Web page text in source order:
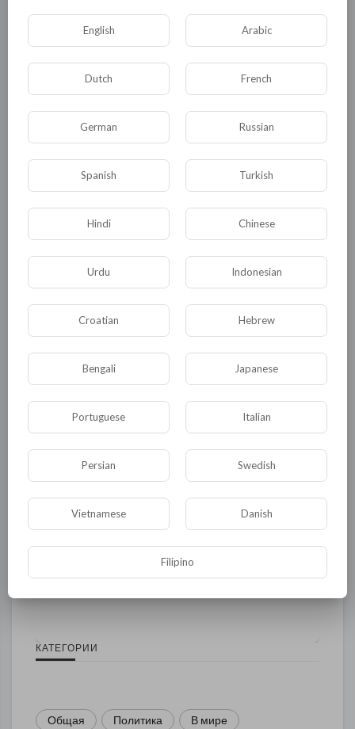
дочь, племянница могут всё это прочитать и
читают, скорее всего.
Написанное касается не только ютуба. Почти
на всех сайтах, где пересекаются армяне,
азербайджанцы, грузины, осетины, абхазы, а
же. А точнее, мат, мат и мат... А вести
дискуссию не могут, а может не хотят. Нет,
скорее всего, не могут...
Скажу коротко – это идиотизм и никак иначе...
0 0 • 0 Комментарии
Опубликовать
Комментариев нет
КАТЕГОРИИ
Общая Политика В мире
English Arabic
Dutch French
German Russian
Spanish Turkish
Hindi Chinese
Urdu Indonesian
Croatian Hebrew
Bengali Japanese
Portuguese Italian
Persian Swedish
Vietnamese Danish
Filipino